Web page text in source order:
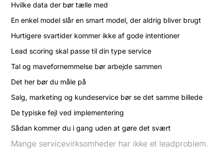
Hvilke data der bør tælle med
En enkel model slår en smart model, der aldrig bliver brugt
Hurtigere svartider kommer ikke af gode intentioner
Lead scoring skal passe til din type service
Tal og mavefornemmelse bør arbejde sammen
Det her bør du måle på
Salg, marketing og kundeservice bør se det samme billede
De typiske fejl ved implementering
Sådan kommer du i gang uden at gøre det svært
Mange servicevirksomheder har ikke et leadproblem.